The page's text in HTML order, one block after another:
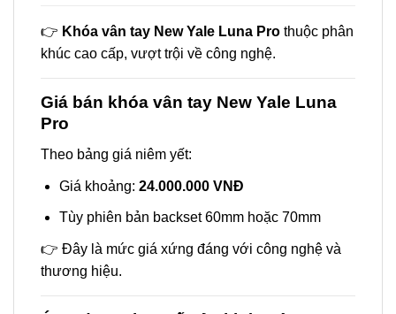
👉 Khóa vân tay New Yale Luna Pro thuộc phân
khúc cao cấp, vượt trội về công nghệ.
Giá bán khóa vân tay New Yale Luna
Pro
Theo bảng giá niêm yết:
Giá khoảng: 24.000.000 VNĐ
Tùy phiên bản backset 60mm hoặc 70mm
👉 Đây là mức giá xứng đáng với công nghệ và
thương hiệu.